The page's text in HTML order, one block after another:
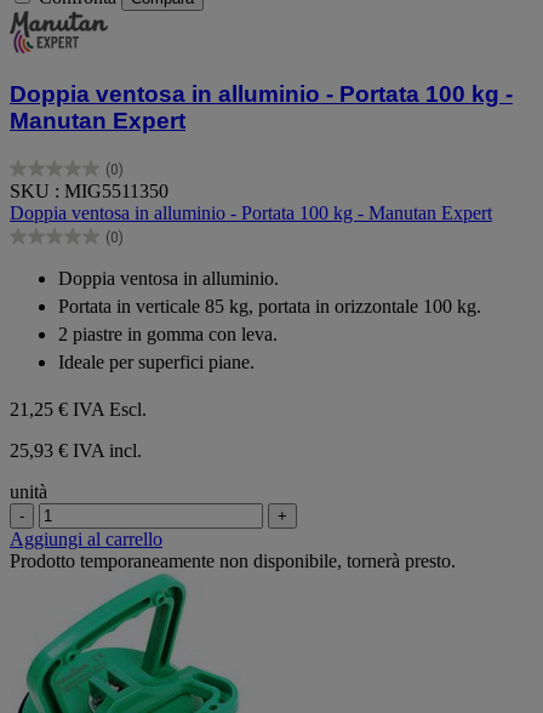
Doppia ventosa in alluminio - Portata 100 kg -
Manutan Expert
(0)
0.0
su
5
stelle.
SKU : MIG5511350
Doppia ventosa in alluminio - Portata 100 kg - Manutan Expert
(0)
0.0
stelle.
Doppia ventosa in alluminio.
Portata in verticale 85 kg, portata in orizzontale 100 kg.
2 piastre in gomma con leva.
Ideale per superfici piane.
21,25 € IVA Escl.
25,93 € IVA incl.
unità
- +
Aggiungi al carrello
Prodotto temporaneamente non disponibile, tornerà presto.